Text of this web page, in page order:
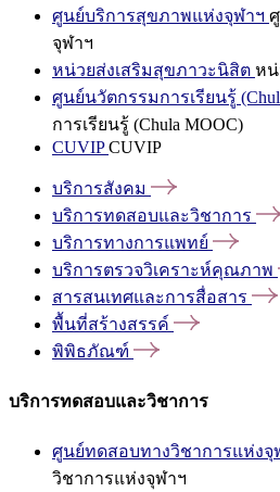
ศูนย์บริการสุขภาพแห่งจุฬาฯ
จุฬาฯ
หน่วยส่งเสริมสุขภาวะนิสิต หน่
ศูนย์นวัตกรรมการเรียนรู้
การเรียนรู้ (Chula MOOC)
CUVIPCUVIP
บริการสังคม
บริการทดสอบและวิชาการ
บริการทางการแพทย์
บริการตรวจวิเคราะห์คุณภาพ
สารสนเทศและการสื่อสาร
พื้นที่สร้างสรรค์
พิพิธภัณฑ์
บริการทดสอบและวิชาการ
ศูนย์ทดสอบทางวิชาการแห่งจุ
วิชาการแห่งจุฬาฯ